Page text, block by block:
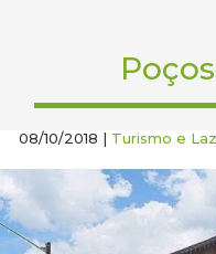
08/10/2018 | Turismo e